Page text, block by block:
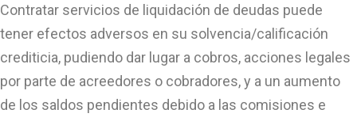
Contratar servicios de liquidación de deudas puede
tener efectos adversos en su solvencia/calificación
crediticia, pudiendo dar lugar a cobros, acciones legales
por parte de acreedores o cobradores, y a un aumento
de los saldos pendientes debido a las comisiones e